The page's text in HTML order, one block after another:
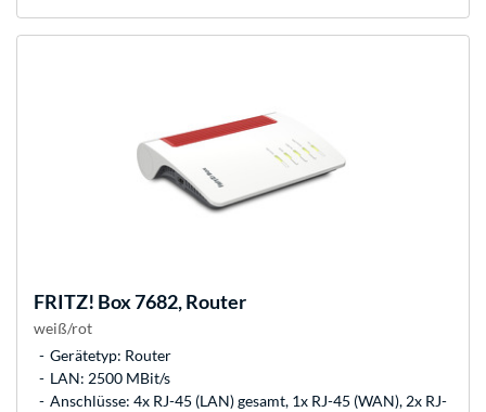
FRITZ! Box 7682, Router
weiß/rot
Gerätetyp: Router
LAN: 2500 MBit/s
Anschlüsse: 4x RJ-45 (LAN) gesamt, 1x RJ-45 (WAN), 2x RJ-